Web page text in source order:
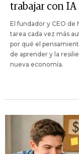
trabajar con IA
El fundador y CEO de
tarea cada vez más
por qué el
de aprender y la
nueva economía.